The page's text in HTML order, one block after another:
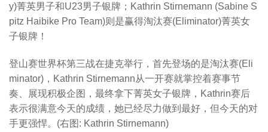
y)菁英男子和U23男子银牌；Kathrin Stirnemann (Sabine S
pitz Haibike Pro Team)则是赢得淘汰赛(Eliminator)菁英女
子银牌！
登山赛世界杯第三战在捷克举行，首先登场的是淘汰赛(Eli
minator)，Kathrin Stirnemann从一开赛就掌控着赛事节
奏、展现积极企图，最终拿下菁英女子银牌，Kathrin赛后
表示很满意今天的成绩，她已经尽力做到最好，但今天的对
手更强悍。(右图: Kathrin Stirnemann)